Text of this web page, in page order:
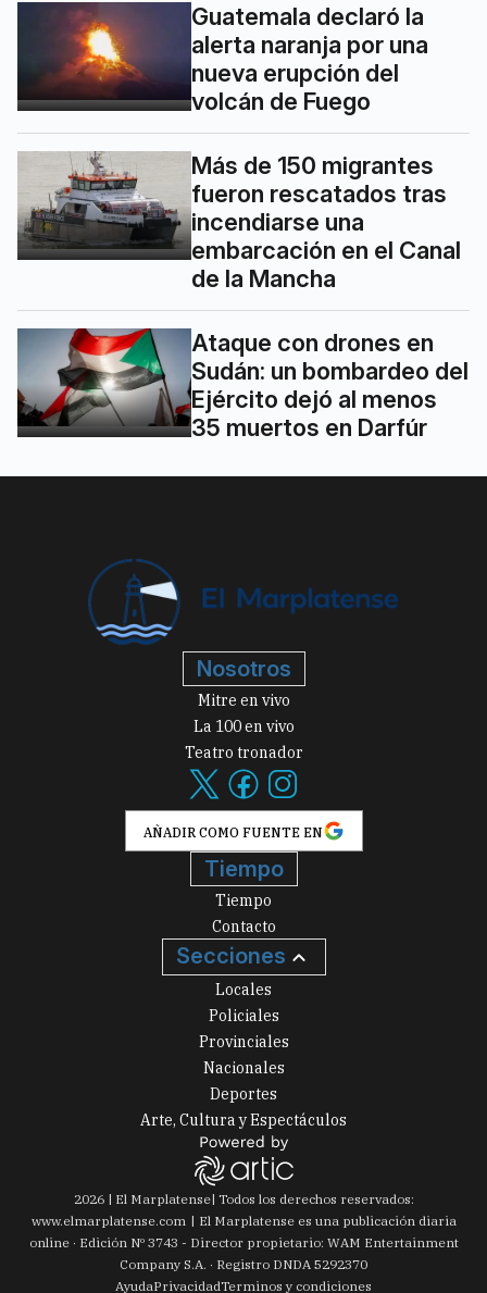
Guatemala declaró la
alerta naranja por una
nueva erupción del
volcán de Fuego
Más de 150 migrantes
fueron rescatados tras
incendiarse una
embarcación en el Canal
de la Mancha
Ataque con drones en
Sudán: un bombardeo del
Ejército dejó al menos
35 muertos en Darfúr
Nosotros
Mitre en vivo
La 100 en vivo
Teatro tronador
AÑADIR COMO FUENTE EN
Tiempo
Tiempo
Contacto
Secciones
Locales
Policiales
Provinciales
Nacionales
Deportes
Arte, Cultura y Espectáculos
2026| El Marplatense| Todos los derechos reservados:
www.elmarplatense.com
El Marplatense es una publicación diaria
online · Edición Nº 3743 - Director propietario: WAM Entertainment
Company S.A. · Registro DNDA 5292370
AyudaPrivacidadTerminos y condiciones